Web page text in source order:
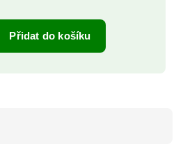
Přidat do košíku